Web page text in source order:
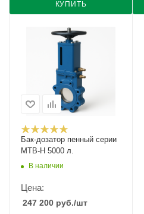
КУПИТЬ
Бак-дозатор пенный серии
MTB-H 5000 л.
В наличии
Цена:
247 200 руб./шт